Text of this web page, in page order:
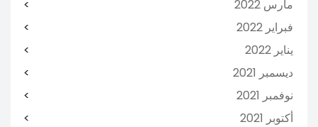
مارس 2022
فبراير 2022
يناير 2022
ديسمبر 2021
نوفمبر 2021
أكتوبر 2021